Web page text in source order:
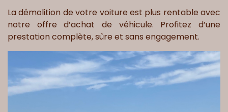
La démolition de votre voiture est plus rentable avec
notre offre d’achat de véhicule. Profitez d’une
prestation complète, sûre et sans engagement.